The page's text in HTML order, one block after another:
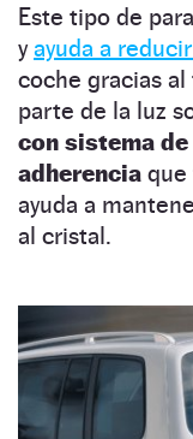
Este tipo de
yayuda a
coche gracias
parte de la luz
con sistema
adherencia que
ayuda a
al cristal.